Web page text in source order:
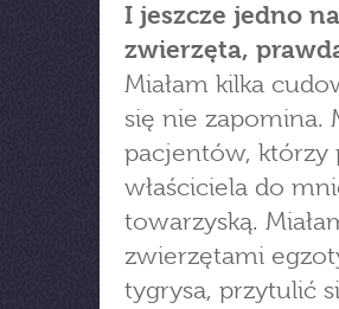
I jeszcze jedno
zwierzęta,
Miałam kilka
się nie zapomina.
pacjentów, którzy
właściciela do
towarzyską.
zwierzętami
tygrysa, przytulić